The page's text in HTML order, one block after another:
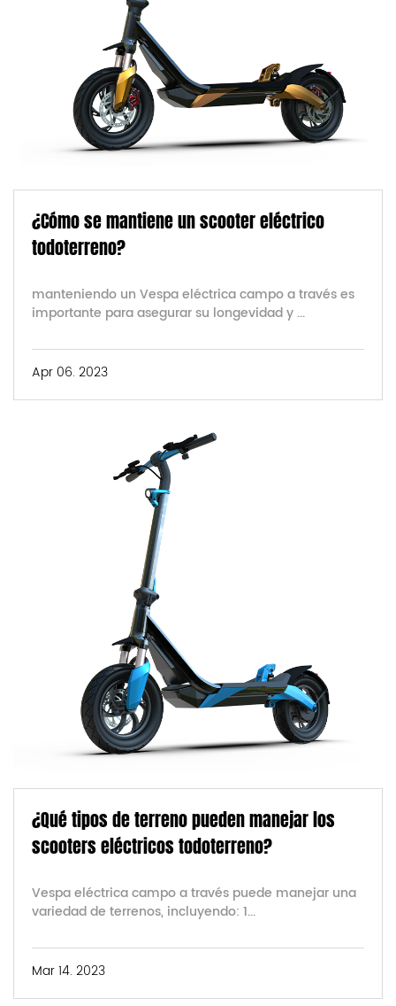
¿Cómo se mantiene un scooter eléctrico
todoterreno?
manteniendo un Vespa eléctrica campo a través es
importante para asegurar su longevidad y ...
Apr 06. 2023
¿Qué tipos de terreno pueden manejar los
scooters eléctricos todoterreno?
Vespa eléctrica campo a través puede manejar una
variedad de terrenos, incluyendo: 1...
Mar 14. 2023